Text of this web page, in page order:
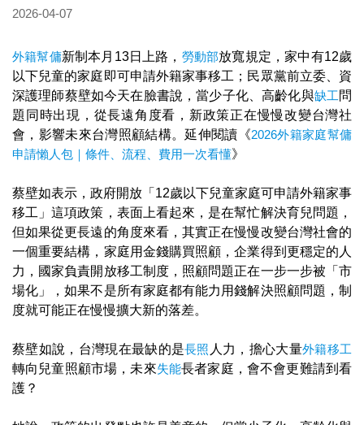
2026-04-07
外籍幫傭新制本月13日上路， 勞動部放寬規定，家中有12歲
以下兒童的家庭即可申請外籍家事移工；民眾黨前立委、資
深護理師蔡壁如今天在臉書說，當少子化、高齡化與缺工問
題同時出現，從長遠角度看，新政策正在慢慢改變台灣社
會，影響未來台灣照顧結構。延伸閱讀《2026外籍家庭幫傭
申請懶人包｜條件、流程、費用一次看懂》
蔡壁如表示，政府開放「12歲以下兒童家庭可申請外籍家事
移工」這項政策，表面上看起來，是在幫忙解決育兒問題，
但如果從更長遠的角度來看，其實正在慢慢改變台灣社會的
一個重要結構，家庭用金錢購買照顧，企業得到更穩定的人
力，國家負責開放移工制度，照顧問題正在一步一步被「市
場化」，如果不是所有家庭都有能力用錢解決照顧問題，制
度就可能正在慢慢擴大新的落差。
蔡壁如說，台灣現在最缺的是長照 人力，擔心大量外籍移工
轉向兒童照顧市場，未來失能長者家庭，會不會更難請到看
護？